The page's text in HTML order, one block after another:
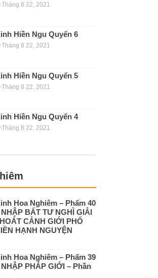
Tháng 8 22, 2021
Hiền Ngu Quyển 6
Tháng 8 22, 2021
Hiền Ngu Quyển 5
Tháng 8 22, 2021
Hiền Ngu Quyển 4
Tháng 8 22, 2021
Hoa Nghiêm – Phẩm 40
NHẬP BẤT TƯ NGHÌ GIẢI
CẢNH GIỚI PHỔ
HẠNH NGUYỆN
Hoa Nghiêm – Phẩm 39
NHẬP PHÁP GIỚI – Phần